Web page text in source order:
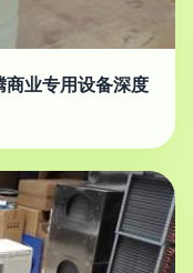
商业专用设备深度